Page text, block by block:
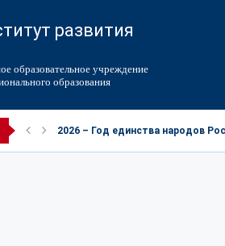
развития
образовательное учреждение
образования
2026 – Год единства народов